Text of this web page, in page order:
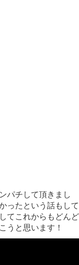
パチして頂きまし
ったという話もして
てこれからもどんど
うと思います！